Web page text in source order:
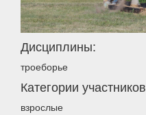
Дисциплины:
троеборье
Категории участников
взрослые